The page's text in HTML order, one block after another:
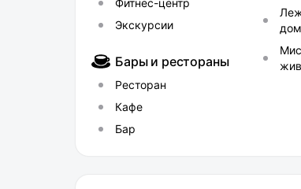
Фитнес-центр
Экскурсии
Бары и рестораны
Ресторан
Кафе
Бар